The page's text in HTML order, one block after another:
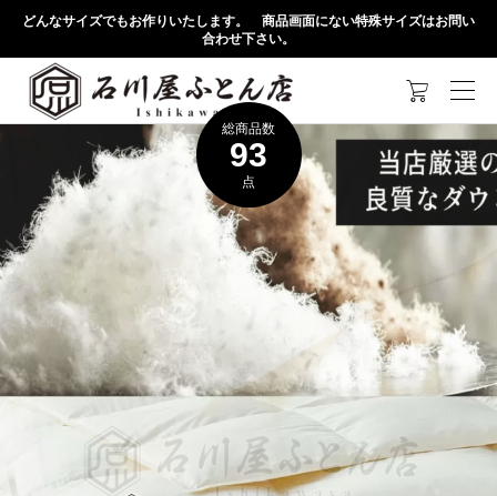
どんなサイズでもお作りいたします。 商品画面にない特殊サイズはお問い
合わせ下さい。

総商品数
93
点